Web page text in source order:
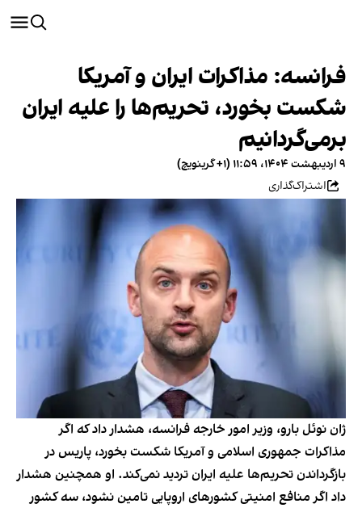
فرانسه: مذاکرات ایران و آمریکا
شکست بخورد، تحریم‌ها را علیه ایران
برمی‌گردانیم
۹ اردیبهشت ۱۴۰۴، ۱۱:۵۹ (‎+۱ گرینویچ)
اشتراک‌گذاری
ژان نوئل بارو، وزیر امور خارجه فرانسه، هشدار داد که اگر
مذاکرات جمهوری اسلامی و ‌آمریکا شکست بخورد، پاریس در
بازگرداندن تحریم‌ها علیه ایران تردید نمی‌کند. او همچنین هشدار
داد اگر منافع امنیتی کشورهای اروپایی تامین نشود، سه کشور